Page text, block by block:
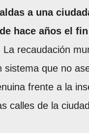
a una
hace años el
La recaudación
sistema que no
frente a la
calles de la